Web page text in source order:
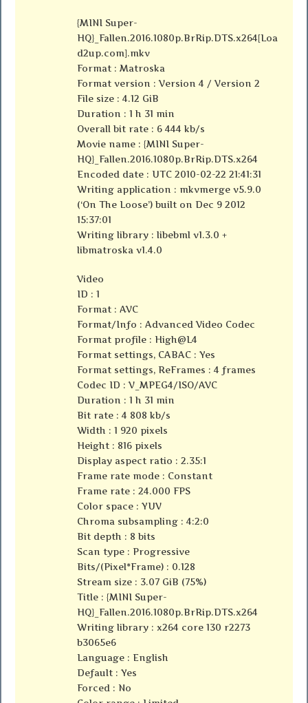
{MINI Super-
HQ}_Fallen.2016.1080p.BrRip.DTS.x264[Loa
d2up.com].mkv
Format : Matroska
Format version : Version 4 / Version 2
File size : 4.12 GiB
Duration : 1 h 31 min
Overall bit rate : 6 444 kb/s
Movie name : {MINI Super-
HQ}_Fallen.2016.1080p.BrRip.DTS.x264
Encoded date : UTC 2010-02-22 21:41:31
Writing application : mkvmerge v5.9.0
(‘On The Loose’) built on Dec 9 2012
15:37:01
Writing library : libebml v1.3.0 +
libmatroska v1.4.0
Video
ID : 1
Format : AVC
Format/Info : Advanced Video Codec
Format profile : High@L4
Format settings, CABAC : Yes
Format settings, ReFrames : 4 frames
Codec ID : V_MPEG4/ISO/AVC
Duration : 1 h 31 min
Bit rate : 4 808 kb/s
Width : 1 920 pixels
Height : 816 pixels
Display aspect ratio : 2.35:1
Frame rate mode : Constant
Frame rate : 24.000 FPS
Color space : YUV
Chroma subsampling : 4:2:0
Bit depth : 8 bits
Scan type : Progressive
Bits/(Pixel*Frame) : 0.128
Stream size : 3.07 GiB (75%)
Title : {MINI Super-
HQ}_Fallen.2016.1080p.BrRip.DTS.x264
Writing library : x264 core 130 r2273
b3065e6
Language : English
Default : Yes
Forced : No